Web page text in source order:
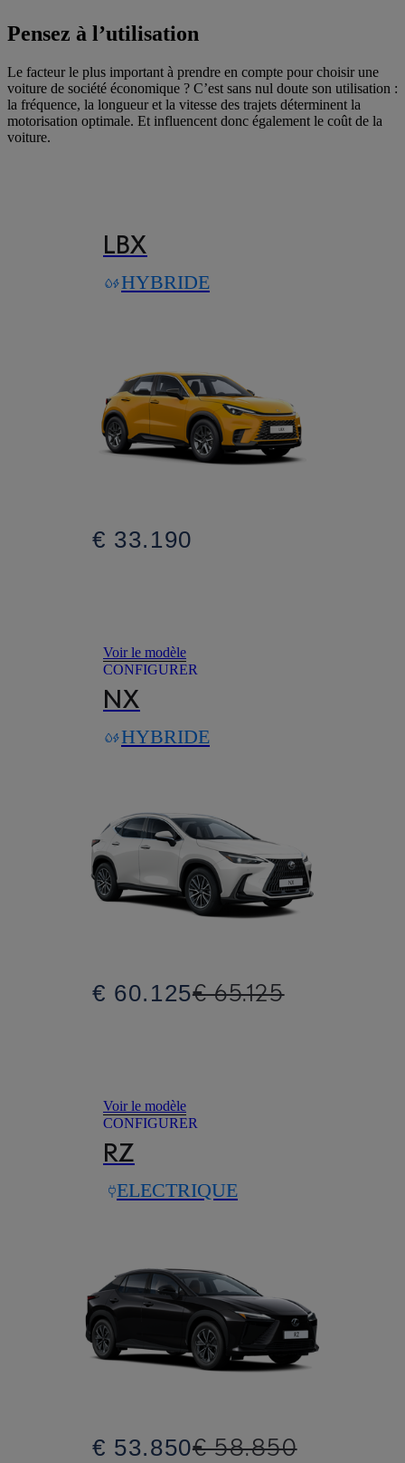
Pensez à l’utilisation
Le facteur le plus important à prendre en compte pour choisir une
voiture de société économique ? C’est sans nul doute son utilisation :
la fréquence, la longueur et la vitesse des trajets déterminent la
motorisation optimale. Et influencent donc également le coût de la
voiture.
LBX
HYBRIDE
€ 33.190
Voir le modèle
CONFIGURER
NX
HYBRIDE
€ 60.125€ 65.125
Voir le modèle
CONFIGURER
RZ
ELECTRIQUE
€ 53.850€ 58.850